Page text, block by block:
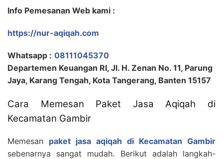
Info Pemesanan Web kami :
https://nur-aqiqah.com
Whatsapp : 08111045370
Departemen Keuangan RI, Jl. H. Zenan No. 11, Parung
Jaya, Karang Tengah, Kota Tangerang, Banten 15157
Cara Memesan Paket Jasa Aqiqah di
Kecamatan Gambir
Memesan paket jasa aqiqah di Kecamatan Gambir
sebenarnya sangat mudah. Berikut adalah langkah-